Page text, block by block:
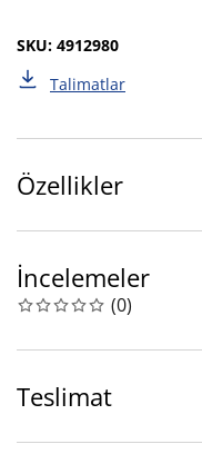
SKU: 4912980
Talimatlar
Özellikler
İncelemeler
(0)
Teslimat